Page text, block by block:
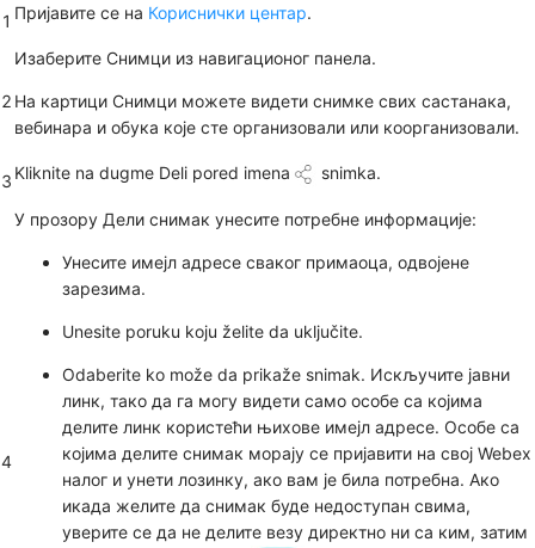
1 Пријавите се на Кориснички центар.
2
Изаберите Снимци из навигационог панела.
На картици Снимци можете видети снимке свих састанака,
вебинара и обука које сте организовали или коорганизовали.
3 Kliknite na dugme Deli pored imena snimka.
4
У прозору Дели снимак унесите потребне информације:
Унесите имејл адресе сваког примаоца, одвојене
зарезима.
Unesite poruku koju želite da uključite.
Odaberite ko može da prikaže snimak. Искључите јавни
линк, тако да га могу видети само особе са којима
делите линк користећи њихове имејл адресе. Особе са
којима делите снимак морају се пријавити на свој Webex
налог и унети лозинку, ако вам је била потребна. Ако
икада желите да снимак буде недоступан свима,
уверите се да не делите везу директно ни са ким, затим